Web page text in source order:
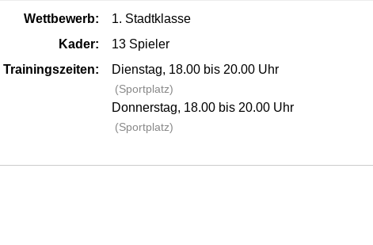
Wettbewerb:
1. Stadtklasse
Kader:
13 Spieler
Trainingszeiten:
Dienstag, 18.00 bis 20.00 Uhr
(Sportplatz)
Donnerstag, 18.00 bis 20.00 Uhr
(Sportplatz)